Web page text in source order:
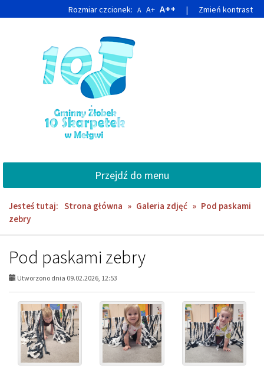
do
do
Rozmiar czcionek: A A+ A++ | Zmień kontrast
Przejdź do menu
Jesteś tutaj: Strona główna » Galeria zdjęć » Pod paskami
zebry
Pod paskami zebry
Utworzono dnia 09.02.2026, 12:53